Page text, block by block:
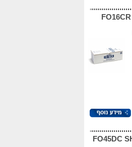
סרט דיו שחור מקורי FO16CR